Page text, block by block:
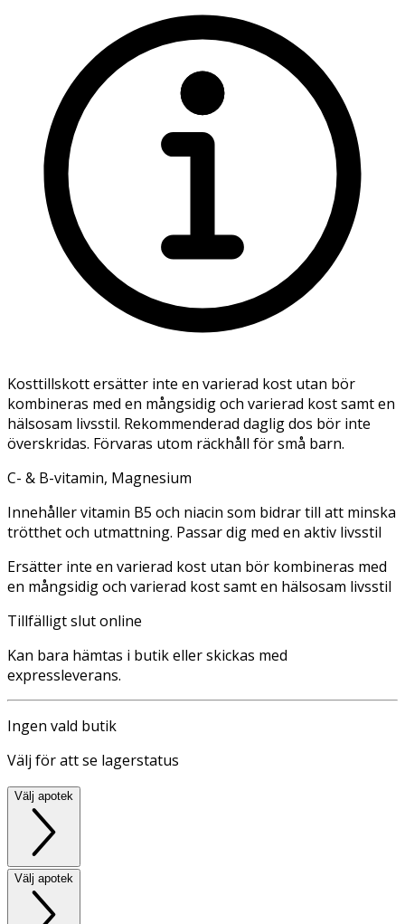
Kosttillskott ersätter inte en varierad kost utan bör
kombineras med en mångsidig och varierad kost samt en
hälsosam livsstil. Rekommenderad daglig dos bör inte
överskridas. Förvaras utom räckhåll för små barn.
C- & B-vitamin, Magnesium
Innehåller vitamin B5 och niacin som bidrar till att minska
trötthet och utmattning. Passar dig med en aktiv livsstil
Ersätter inte en varierad kost utan bör kombineras med
en mångsidig och varierad kost samt en hälsosam livsstil
Tillfälligt slut online
Kan bara hämtas i butik eller skickas med
expressleverans.
Ingen vald butik
Välj för att se lagerstatus
Välj apotek
Välj apotek